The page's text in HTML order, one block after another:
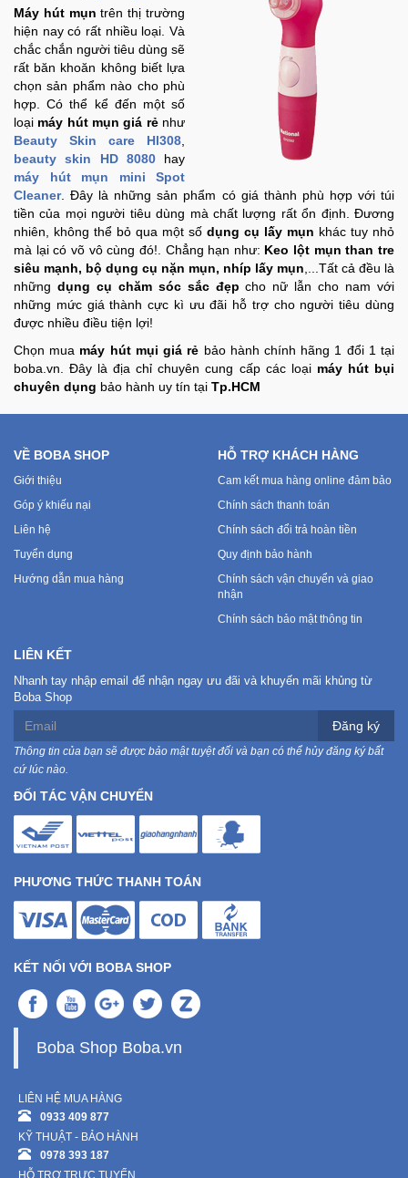
Máy hút mụn trên thị trường
hiện nay có rất nhiều loại. Và
chắc chắn người tiêu dùng sẽ
rất băn khoăn không biết lựa
chọn sản phẩm nào cho phù
hợp. Có thể kể đến một số
loại máy hút mụn giá rẻ như
Beauty Skin care Hl308
beauty skin HD 8080hay
máy hút mụn mini Spot
Cleaner. Đây là những sản phẩm có giá thành phù hợp với túi
tiền của mọi người tiêu dùng mà chất lượng rất ổn định. Đương
nhiên, không thể bỏ qua một số dụng cụ lấy mụn khác tuy nhỏ
mà lại có võ vô cùng đó!. Chẳng hạn như: Keo lột mụn than tre
siêu mạnh, bộ dụng cụ nặn mụn, nhíp lấy mụn ,...Tất cả đều là
những dụng cụ chăm sóc sắc đẹp cho nữ lẫn cho nam với
những mức giá thành cực kì ưu đãi hỗ trợ cho người tiêu dùng
được nhiều điều tiện lợi!
Chọn mua máy hút mụi giá rẻ bảo hành chính hãng 1 đổi 1 tại
boba.vn. Đây là địa chỉ chuyên cung cấp các loại máy hút bụi
chuyên dụng bảo hành uy tín tại Tp.HCM
VỀ BOBA SHOP
Giới thiệu
Góp ý khiếu nại
Liên hệ
Tuyển dụng
Hướng dẫn mua hàng
HỖ TRỢ KHÁCH HÀNG
Cam kết mua hàng online đảm bảo
Chính sách thanh toán
Chính sách đổi trả hoàn tiền
Quy định bảo hành
Chính sách vận chuyển và giao
nhận
Chính sách bảo mật thông tin
LIÊN KẾT
Nhanh tay nhập email để nhận ngay ưu đãi và khuyến mãi khủng từ
Boba Shop
Đăng ký
Thông tin của bạn sẽ được bảo mật tuyệt đối và bạn có thể hủy đăng ký bất
cứ lúc nào.
ĐỐI TÁC VẬN CHUYỂN
PHƯƠNG THỨC THANH TOÁN
KẾT NỐI VỚI BOBA SHOP
Boba Shop Boba.vn
LIÊN HỆ MUA HÀNG
0933 409 877
KỸ THUẬT - BẢO HÀNH
0978 393 187